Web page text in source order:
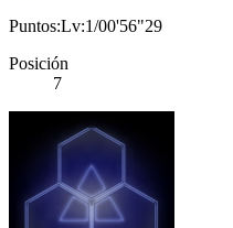
Puntos:Lv:1/00'56"29
Posición
7